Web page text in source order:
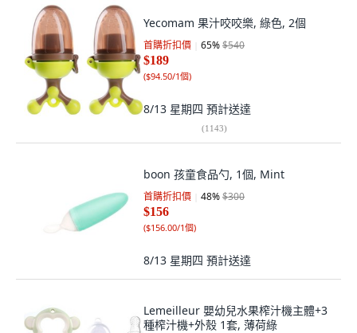
Yecomam 果汁咬咬樂, 綠色, 2個
首購折扣價 65%$540
$189
($94.50/1個)
8/13 星期四 預計送達
(1143)
boon 孩童食品勺, 1個, Mint
首購折扣價 48%$300
$156
($156.00/1個)
8/13 星期四 預計送達
Lemeilleur 嬰幼兒水果榨汁機主體+3
種榨汁機+外殼 1套, 薄荷綠